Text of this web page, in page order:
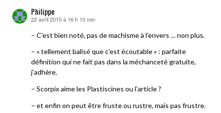
Philippe
dit :
22 avril 2010 à 16 h 10 min
– C’est bien noté, pas de machisme à l’envers … non plus.
– « tellement balisé que c’est écoutable » : parfaite
définition qui ne fait pas dans la méchanceté gratuite,
j’adhère.
– Scorpix aime les Plastiscines ou l’article ?
– et enfin on peut être fruste ou rustre, mais pas frustre.